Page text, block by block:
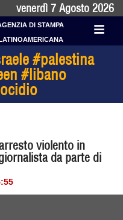
venerdì 7 Agosto 2026
DI STAMPA
#palestina
#libano
violento in
da parte di